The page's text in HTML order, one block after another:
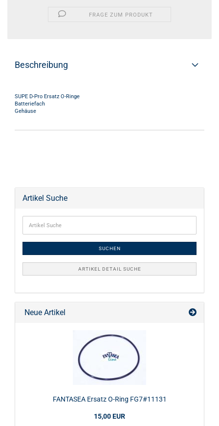
FRAGE ZUM PRODUKT
Beschreibung
SUPE D-Pro Ersatz O-Ringe
Batteriefach
Gehäuse
Artikel Suche
SUCHEN
ARTIKEL DETAIL SUCHE
Neue Artikel
FANTASEA Ersatz O-Ring FG7#11131
15,00 EUR